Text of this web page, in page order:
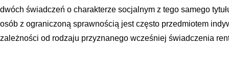
dwóch świadczeń o charakterze socjalnym z tego samego
osób z ograniczoną sprawnością jest często przedmiotem
zależności od rodzaju przyznanego wcześniej świadczenia